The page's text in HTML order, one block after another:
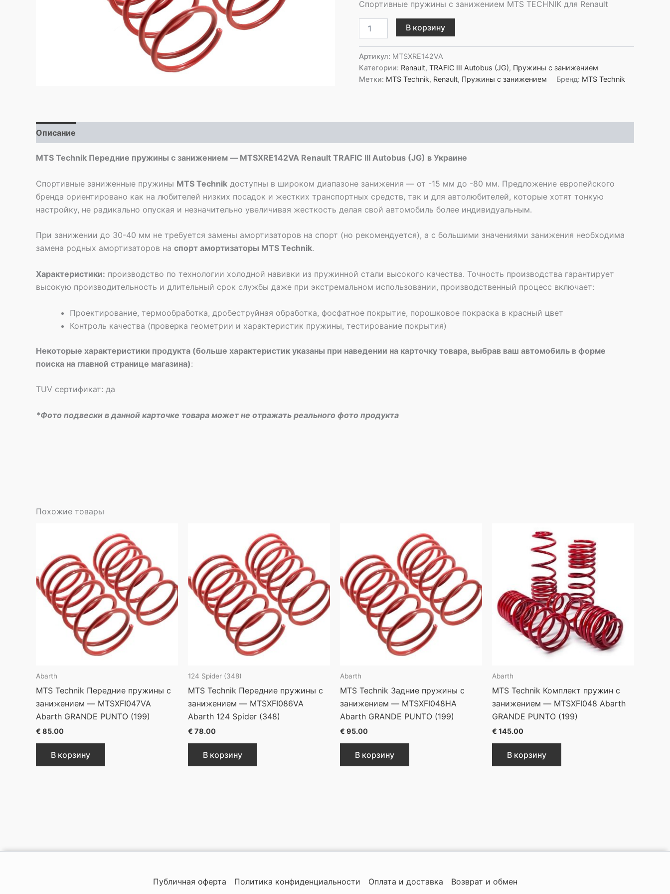
Спортивные пружины с занижением MTS TECHNIK для Renault
товара
Technik
Передние
пружины
с
Renault
III
(JG)
В корзину
Артикул: MTSXRE142VA
Категории: Renault, TRAFIC III Autobus (JG), Пружины с занижением
Метки: MTS Technik, Renault, Пружины с занижением Бренд: MTS Technik
Описание
MTS Technik Передние пружины с занижением — MTSXRE142VA Renault TRAFIC III Autobus (JG) в Украине
Спортивные заниженные пружины MTS Technik доступны в широком диапазоне занижения — от -15 мм до -80 мм. Предложение европейского
бренда ориентировано как на любителей низких посадок и жестких транспортных средств, так и для автолюбителей, которые хотят тонкую
настройку, не радикально опуская и незначительно увеличивая жесткость делая свой автомобиль более индивидуальным.
При занижении до 30-40 мм не требуется замены амортизаторов на спорт (но рекомендуется), а с большими значениями занижения необходима
замена родных амортизаторов на спорт амортизаторы MTS Technik.
Характеристики: производство по технологии холодной навивки из пружинной стали высокого качества. Точность производства гарантирует
высокую производительность и длительный срок службы даже при экстремальном использовании, производственный процесс включает:
Проектирование, термообработка, дробеструйная обработка, фосфатное покрытие, порошковое покраска в красный цвет
Контроль качества (проверка геометрии и характеристик пружины, тестирование покрытия)
Некоторые характеристики продукта (больше характеристик указаны при наведении на карточку товара, выбрав ваш автомобиль в форме
поиска на главной странице магазина):
TUV сертификат: да
*Фото подвески в данной карточке товара может не отражать реального фото продукта
Похожие товары
Abarth
MTS Technik Передние пружины с
занижением — MTSXFI047VA
Abarth GRANDE PUNTO (199)
€ 85.00
В корзину
124 Spider (348)
MTS Technik Передние пружины с
занижением — MTSXFI086VA
Abarth 124 Spider (348)
€ 78.00
В корзину
Abarth
MTS Technik Задние пружины с
занижением — MTSXFI048HA
Abarth GRANDE PUNTO (199)
€ 95.00
В корзину
Abarth
MTS Technik Комплект пружин с
занижением — MTSXFI048 Abarth
GRANDE PUNTO (199)
€ 145.00
В корзину
Публичная оферта Политика конфиденциальности Оплата и доставка Возврат и обмен